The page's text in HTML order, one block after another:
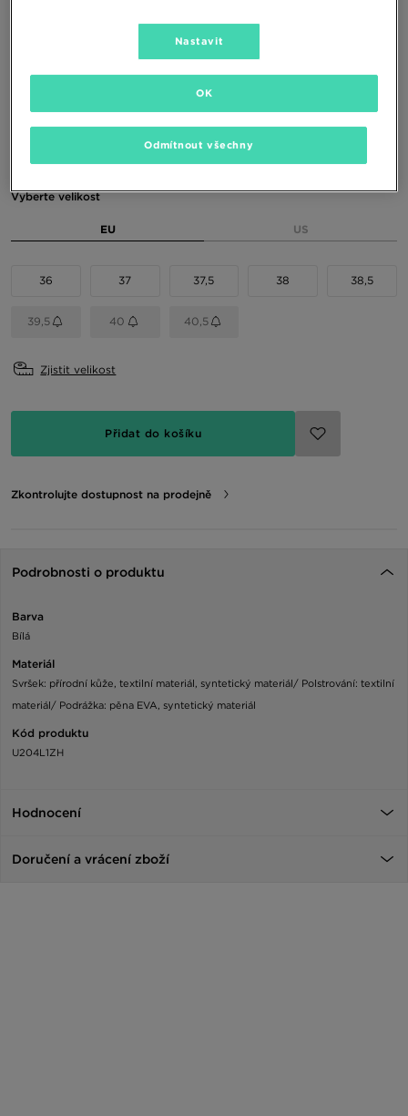
(Nejnižší cena za posledních 30 dní)
3290 Kč
Dostupné Barvy
Vyberte velikost
EU US
36 37 37,5 38 38,5
39,5 40 40,5
Zjistit velikost
Přidat do košíku
Zkontrolujte dostupnost na prodejně
Podrobnosti o produktu
Barva
Bílá
Materiál
Svršek: přírodní kůže, textilní materiál, syntetický materiál/ Polstrování: textilní
materiál/ Podrážka: pěna EVA, syntetický materiál
Kód produktu
U204L1ZH
Hodnocení
Doručení a vrácení zboží
Nastavit
Odmítnout všechny
OK